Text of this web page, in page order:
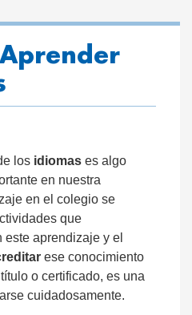
los idiomas es algo
en nuestra
en el colegio se
que
este aprendizaje y el
ese conocimiento
o certificado, es una
cuidadosamente.